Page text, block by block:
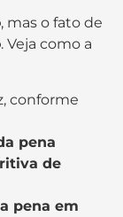
, mas o fato de
. Veja como a
conforme
pena
de
pena em